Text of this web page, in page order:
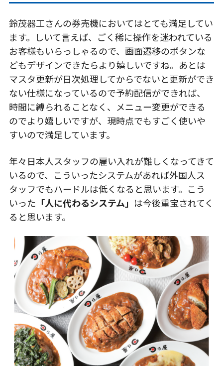
鈴茂器工さんの券売機においてはとても満足してい
ます。しいて言えば、ごく稀に操作を迷われている
お客様もいらっしゃるので、画面遷移のボタンな
どもデザインできたらより嬉しいですね。あとは
マスタ更新が日次処理してからでないと更新ができ
ない仕様になっているので予約配信ができれば、
時間に縛られることなく、メニュー変更ができる
のでより嬉しいですが、現時点でもすごく使いや
すいので満足しています。
年々日本人スタッフの雇い入れが難しくなってきて
いるので、こういったシステムがあれば外国人ス
タッフでもハードルは低くなると思います。こう
いった 「人に代わるシステム」 は今後重宝されてく
ると思います。